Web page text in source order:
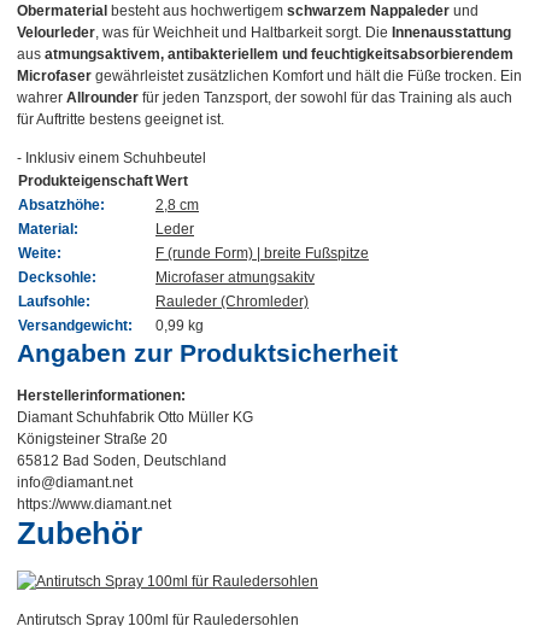
Obermaterial besteht aus hochwertigem schwarzem Nappaleder und
Velourleder, was für Weichheit und Haltbarkeit sorgt. Die Innenausstattung
aus atmungsaktivem, antibakteriellem und feuchtigkeitsabsorbierendem
Microfaser gewährleistet zusätzlichen Komfort und hält die Füße trocken. Ein
wahrer Allrounder für jeden Tanzsport, der sowohl für das Training als auch
für Auftritte bestens geeignet ist.
- Inklusiv einem Schuhbeutel
ProdukteigenschaftWert
Absatzhöhe:
2,8 cm
Material:
Leder
Weite:
F (runde Form) | breite Fußspitze
Decksohle:
Microfaser atmungsakitv
Laufsohle:
Rauleder (Chromleder)
Versandgewicht:
0,99 kg
Angaben zur Produktsicherheit
Herstellerinformationen:
Diamant Schuhfabrik Otto Müller KG
Königsteiner Straße 20
65812 Bad Soden, Deutschland
info@diamant.net
https://www.diamant.net
Zubehör
Antirutsch Spray 100ml für Rauledersohlen